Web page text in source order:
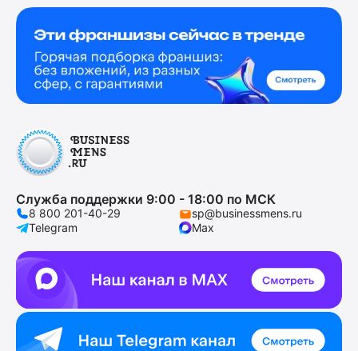
Служба поддержки 9:00 - 18:00 по МСК
8 800 201-40-29
sp@businessmens.ru
Telegram
Max